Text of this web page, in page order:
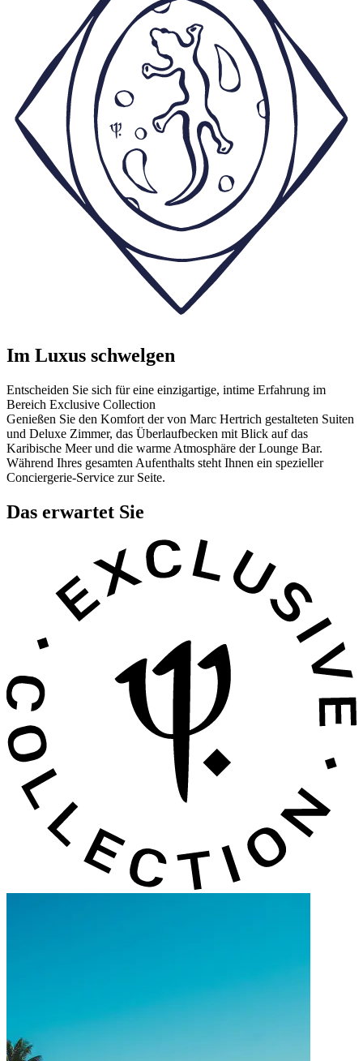
Im Luxus schwelgen
Entscheiden Sie sich für eine einzigartige, intime Erfahrung im
Bereich Exclusive Collection
Genießen Sie den Komfort der von Marc Hertrich gestalteten Suiten
und Deluxe Zimmer, das Überlaufbecken mit Blick auf das
Karibische Meer und die warme Atmosphäre der Lounge Bar.
Während Ihres gesamten Aufenthalts steht Ihnen ein spezieller
Conciergerie-Service zur Seite.
Das erwartet Sie